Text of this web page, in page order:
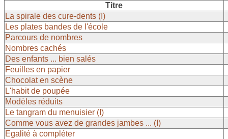
Titre
La spirale des cure-dents (I)
Les plates bandes de l'école
Parcours de nombres
Nombres cachés
Des enfants ... bien salés
Feuilles en papier
Chocolat en scène
L'habit de poupée
Modèles réduits
Le tangram du menuisier (I)
Comme vous avez de grandes jambes ... (I)
Egalité à compléter